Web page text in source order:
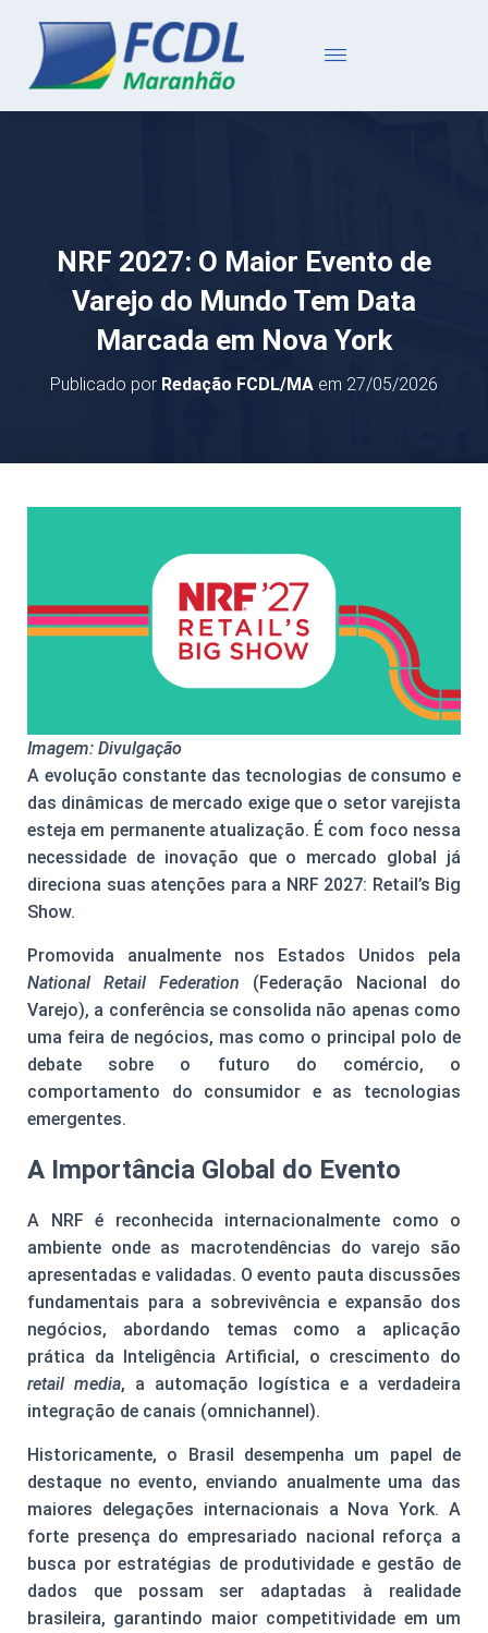
NRF 2027: O Maior Evento de
Varejo do Mundo Tem Data
Marcada em Nova York
Publicado por Redação FCDL/MA em 27/05/2026
Imagem: Divulgação
A evolução constante das tecnologias de consumo e
das dinâmicas de mercado exige que o setor varejista
esteja em permanente atualização. É com foco nessa
necessidade de inovação que o mercado global já
direciona suas atenções para a NRF 2027: Retail’s Big
Show.
Promovida anualmente nos Estados Unidos pela
National Retail Federation (Federação Nacional do
Varejo), a conferência se consolida não apenas como
uma feira de negócios, mas como o principal polo de
debate sobre o futuro do comércio, o
comportamento do consumidor e as tecnologias
emergentes.
A Importância Global do Evento
A NRF é reconhecida internacionalmente como o
ambiente onde as macrotendências do varejo são
apresentadas e validadas. O evento pauta discussões
fundamentais para a sobrevivência e expansão dos
negócios, abordando temas como a aplicação
prática da Inteligência Artificial, o crescimento do
retail media, a automação logística e a verdadeira
integração de canais (omnichannel).
Historicamente, o Brasil desempenha um papel de
destaque no evento, enviando anualmente uma das
maiores delegações internacionais a Nova York. A
forte presença do empresariado nacional reforça a
busca por estratégias de produtividade e gestão de
dados que possam ser adaptadas à realidade
brasileira, garantindo maior competitividade em um